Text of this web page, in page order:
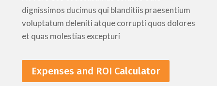
dignissimos ducimus qui blanditiis praesentium
voluptatum deleniti atque corrupti quos dolores
et quas molestias excepturi
Expenses and ROI Calculator